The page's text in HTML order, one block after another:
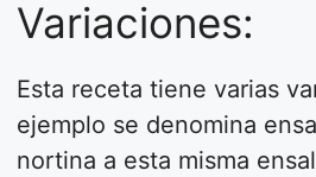
Variaciones:
Esta receta tiene varias
ejemplo se denomina
nortina a esta misma